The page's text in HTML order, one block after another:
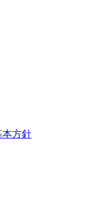
本方針